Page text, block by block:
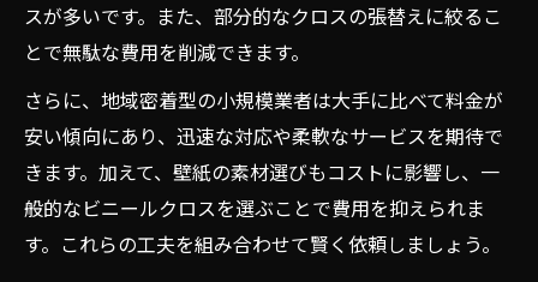
スが多いです。また、部分的なクロスの張替えに絞るこ
とで無駄な費用を削減できます。
さらに、地域密着型の小規模業者は大手に比べて料金が
安い傾向にあり、迅速な対応や柔軟なサービスを期待で
きます。加えて、壁紙の素材選びもコストに影響し、一
般的なビニールクロスを選ぶことで費用を抑えられま
す。これらの工夫を組み合わせて賢く依頼しましょう。